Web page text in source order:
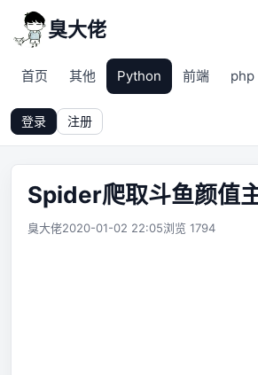
臭大佬
首页 其他 Python 前端 php
登录 注册
Spider爬取斗鱼颜值
臭大佬2020-01-02 22:05浏览 1794